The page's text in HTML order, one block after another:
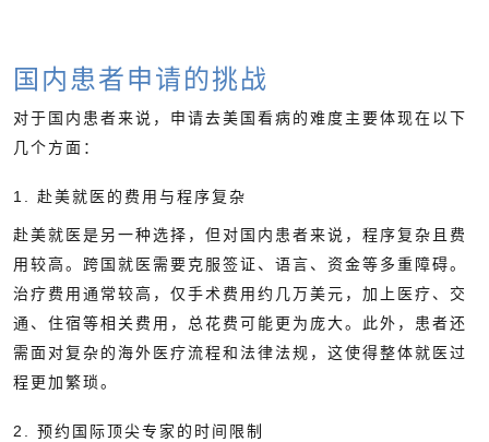
国内患者申请的挑战
对于国内患者来说，申请去美国看病的难度主要体现在以下
几个方面：
1. 赴美就医的费用与程序复杂
赴美就医是另一种选择，但对国内患者来说，程序复杂且费
用较高。跨国就医需要克服签证、语言、资金等多重障碍。
治疗费用通常较高，仅手术费用约几万美元，加上医疗、交
通、住宿等相关费用，总花费可能更为庞大。此外，患者还
需面对复杂的海外医疗流程和法律法规，这使得整体就医过
程更加繁琐。
2. 预约国际顶尖专家的时间限制